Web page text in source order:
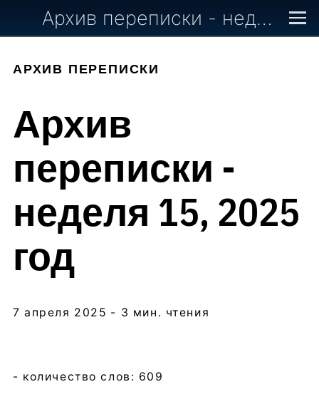
Архив переписки - неделя 15, 2025 год
АРХИВ ПЕРЕПИСКИ
Архив
переписки -
неделя 15, 2025
год
7 апреля 2025 - 3 мин. чтения
- количество слов: 609